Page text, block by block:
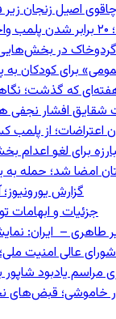
اصیل زنجان زیر
گذشته
گردوخاک در
به پرداخت ۵۶۷ میلیون
که گذشت؛
نجفی هنرمند ۱۸ساله قزوینی
اعتراضات؛ از پلمب
برای لغو اعدام
امضا شد؛
گزارش یورونیوز؛
جزئیات و ابهامات
طاهری – ایران:
عالی امنیت
مراسم یادبود
خاموشی؛ قبض‌های